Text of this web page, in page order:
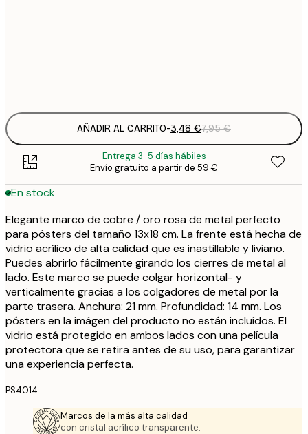
AÑADIR AL CARRITO-3,48 €7,95 €
Entrega 3-5 días hábiles
Envío gratuito a partir de 59 €
En stock
Elegante marco de cobre / oro rosa de metal perfecto
para pósters del tamaño 13x18 cm. La frente está hecha de
vidrio acrílico de alta calidad que es inastillable y liviano.
Puedes abrirlo fácilmente girando los cierres de metal al
lado. Este marco se puede colgar horizontal- y
verticalmente gracias a los colgadores de metal por la
parte trasera. Anchura: 21 mm. Profundidad: 14 mm. Los
pósters en la imágen del producto no están incluídos. El
vidrio está protegido en ambos lados con una película
protectora que se retira antes de su uso, para garantizar
una experiencia perfecta.
PS4014
Marcos de la más alta calidad
con cristal acrílico transparente.